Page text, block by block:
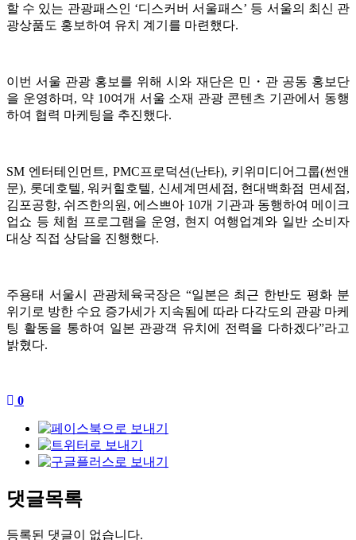
할 수 있는 관광패스인 ‘디스커버 서울패스’ 등 서울의 최신 관
광상품도 홍보하여 유치 계기를 마련했다.
이번 서울 관광 홍보를 위해 시와 재단은 민・관 공동 홍보단
을 운영하며, 약 10여개 서울 소재 관광 콘텐츠 기관에서 동행
하여 협력 마케팅을 추진했다.
SM 엔터테인먼트, PMC프로덕션(난타), 키위미디어그룹(썬앤
문), 롯데호텔, 워커힐호텔, 신세계면세점, 현대백화점 면세점,
김포공항, 쉬즈한의원, 에스쁘아 10개 기관과 동행하여 메이크
업쇼 등 체험 프로그램을 운영, 현지 여행업계와 일반 소비자
대상 직접 상담을 진행했다.
주용태 서울시 관광체육국장은 “일본은 최근 한반도 평화 분
위기로 방한 수요 증가세가 지속됨에 따라 다각도의 관광 마케
팅 활동을 통하여 일본 관광객 유치에 전력을 다하겠다”라고
밝혔다.
0
댓글목록
등록된 댓글이 없습니다.